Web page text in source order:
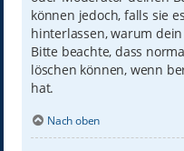
können jedoch, falls sie
hinterlassen, warum
Bitte beachte, dass
löschen können, wenn
hat.
Nach oben